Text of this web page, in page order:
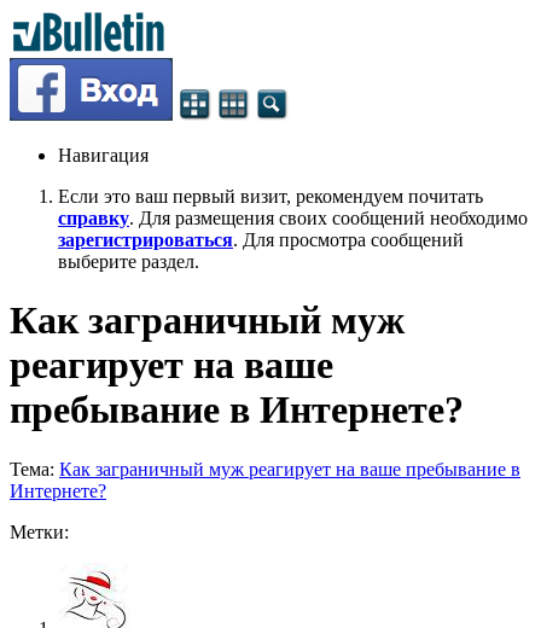
Навигация
Если это ваш первый визит, рекомендуем почитать
справку. Для размещения своих сообщений необходимо
зарегистрироваться. Для просмотра сообщений
выберите раздел.
Как заграничный муж
реагирует на ваше
пребывание в Интернете?
Тема: Как заграничный муж реагирует на ваше пребывание в
Интернете?
Метки: